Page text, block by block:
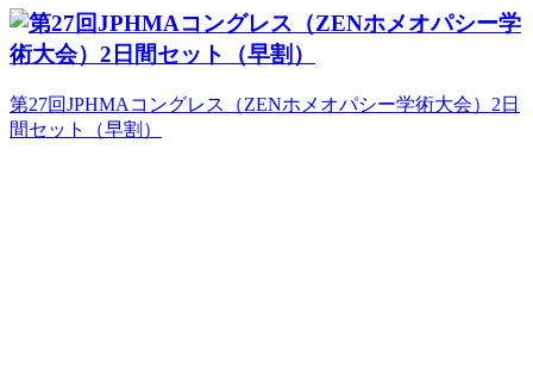
第27回JPHMAコングレス（ZENホメオパシー学術大会）2日
間セット（早割）